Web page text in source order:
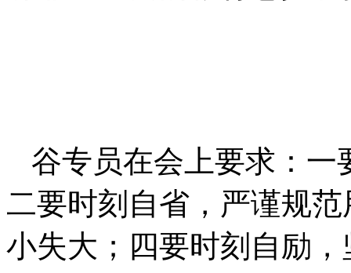
谷专员在会上要求：一
二要时刻自省，严谨规
小失大；四要时刻自励